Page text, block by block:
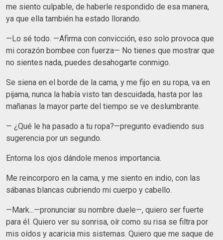
me siento culpable, de haberle respondido de esa manera,
ya que ella también ha estado llorando.
—Lo sé todo. —Afirma con convicción, eso solo provoca que
mi corazón bombee con fuerza— No tienes que mostrar que
no sientes nada, puedes desahogarte conmigo.
Se siena en el borde de la cama, y me fijo en su ropa, va en
pijama, nunca la había visto tan descuidada, hasta por las
mañanas la mayor parte del tiempo se ve deslumbrante.
— ¿Qué le ha pasado a tu ropa?—pregunto evadiendo sus
sugerencia por un segundo.
Entorna los ojos dándole menos importancia.
Me reincorporo en la cama, y me siento en indio, con las
sábanas blancas cubriendo mi cuerpo y cabello.
—Mark...—pronunciar su nombre duele—, quiero ser fuerte
para él. Quiero ver su sonrisa, oír como su risa se filtra por
mis oídos y acaricia mis sistemas. Quiero que me saque de